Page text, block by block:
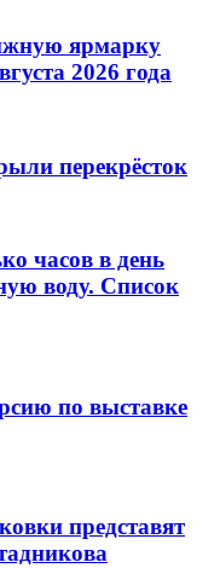
ярмарку
2026 года
перекрёсток
часов в день
воду. Список
по выставке
представят